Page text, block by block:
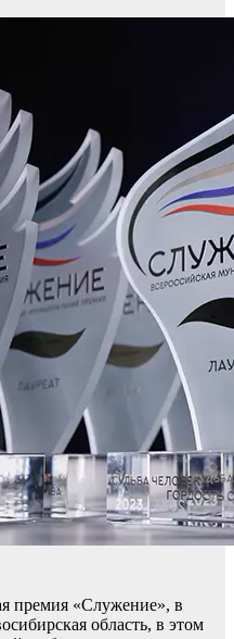
премия «Служение», в
область, в этом